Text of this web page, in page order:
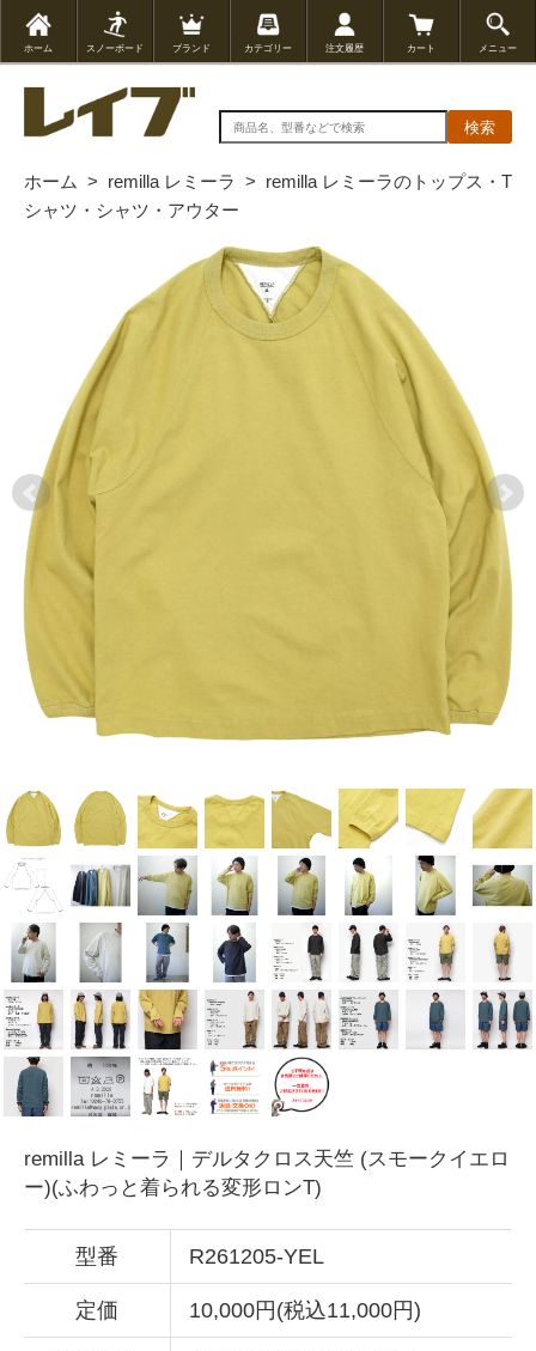
ホーム スノーボード ブランド カテゴリー 注文履歴 カート メニュー
検索
ホーム > remilla レミーラ > remilla レミーラのトップス・T
シャツ・シャツ・アウター
remilla レミーラ｜デルタクロス天竺 (スモークイエロ
ー)(ふわっと着られる変形ロンT)
型番 R261205-YEL
定価 10,000円(税込11,000円)